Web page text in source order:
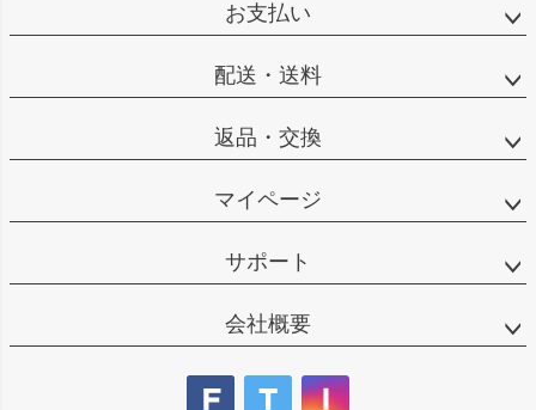
ップ
お支払い
配送・送料
返品・交換
マイページ
サポート
会社概要